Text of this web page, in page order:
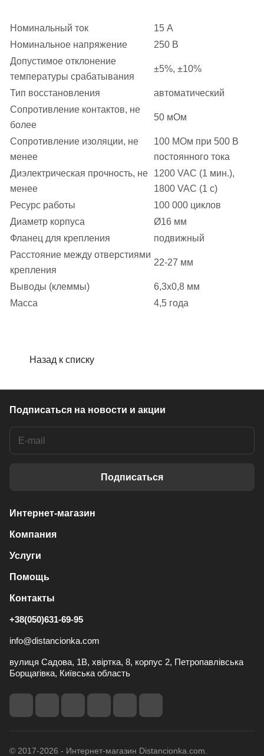
Номинальный ток
15 А
Номинальное напряжение
250 В
Допустимое отклонение
температуры срабатывания
±5%, ±10%
Тип восстановления
автоматический
Сопротивление контактов, не
более
50 мОм
Сопротивление изоляции, не
менее
100 МОм при 500 В
постоянного тока
Диэлектрическая прочность, не
менее
1200 VAC (1 мин.),
1800 VAC (1 с)
Ресурс работы
100 000 циклов
Диаметр корпуса
Ø16 мм
Фланец для крепления
подвижный
Расстояние между отверстиями
крепления
22-27 мм
Выводы (клеммы)
6,3х0,8 мм
Масса
4,5 года
Назад к списку
Подписаться на новости и акции
Подписаться
Интернет-магазин
Компания
Услуги
Помощь
Контакты
+38(050)631-69-95
info@distancionka.com
вулиця Садова, 1В, хвіртка, 8, корпус 2, Петропавлівська
Борщагівка, Київська область
© 2017-2026 - Интернет-магазин Distancionka.com.